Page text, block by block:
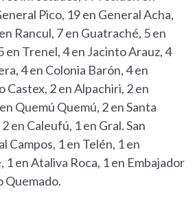
Pico, 19 en General Acha,
Rancul, 7 en Guatraché, 5 en
en Trenel, 4 en Jacinto Arauz, 4
4 en Colonia Barón, 4 en
Castex, 2 en Alpachiri, 2 en
Quemú Quemú, 2 en Santa
en Caleufú, 1 en Gral. San
Campos, 1 en Telén, 1 en
en Ataliva Roca, 1 en Embajador
Quemado.